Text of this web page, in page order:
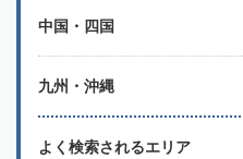
中国・四国
九州・沖縄
よく検索されるエリア